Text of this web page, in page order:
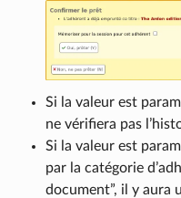
Si la valeur est
ne vérifiera pas
Si la valeur est
par la catégorie
document”, il y aura